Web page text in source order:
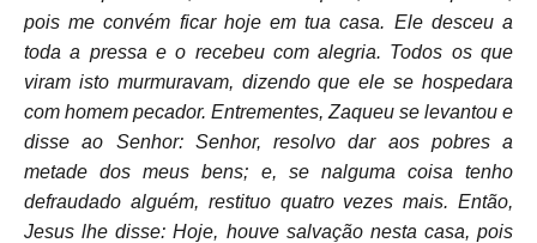
pois me convém ficar hoje em tua casa. Ele desceu a
toda a pressa e o recebeu com alegria. Todos os que
viram isto murmuravam, dizendo que ele se hospedara
com homem pecador. Entrementes, Zaqueu se levantou e
disse ao Senhor: Senhor, resolvo dar aos pobres a
metade dos meus bens; e, se nalguma coisa tenho
defraudado alguém, restituo quatro vezes mais. Então,
Jesus lhe disse: Hoje, houve salvação nesta casa, pois